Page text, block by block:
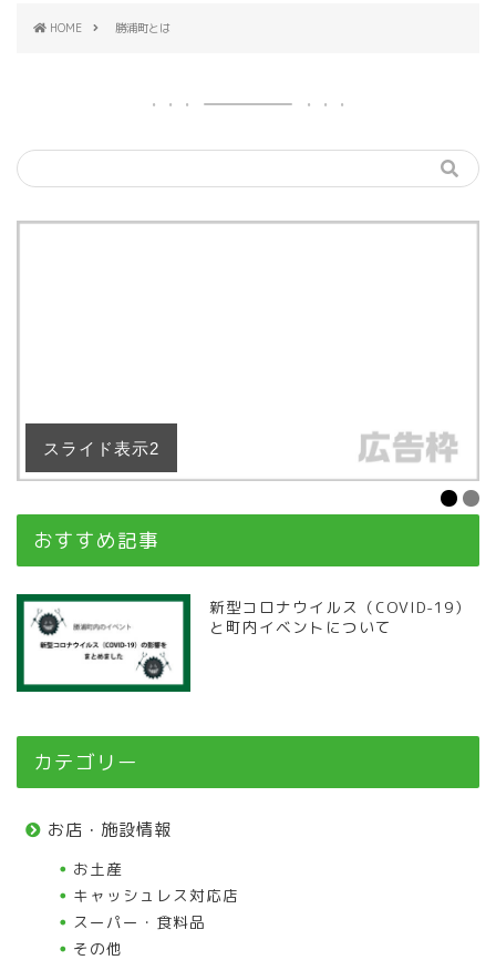
HOME 勝浦町とは
スライド表示2
おすすめ記事
新型コロナウイルス（COVID-19）
と町内イベントについて
カテゴリー
お店・施設情報
お土産
キャッシュレス対応店
スーパー・食料品
その他